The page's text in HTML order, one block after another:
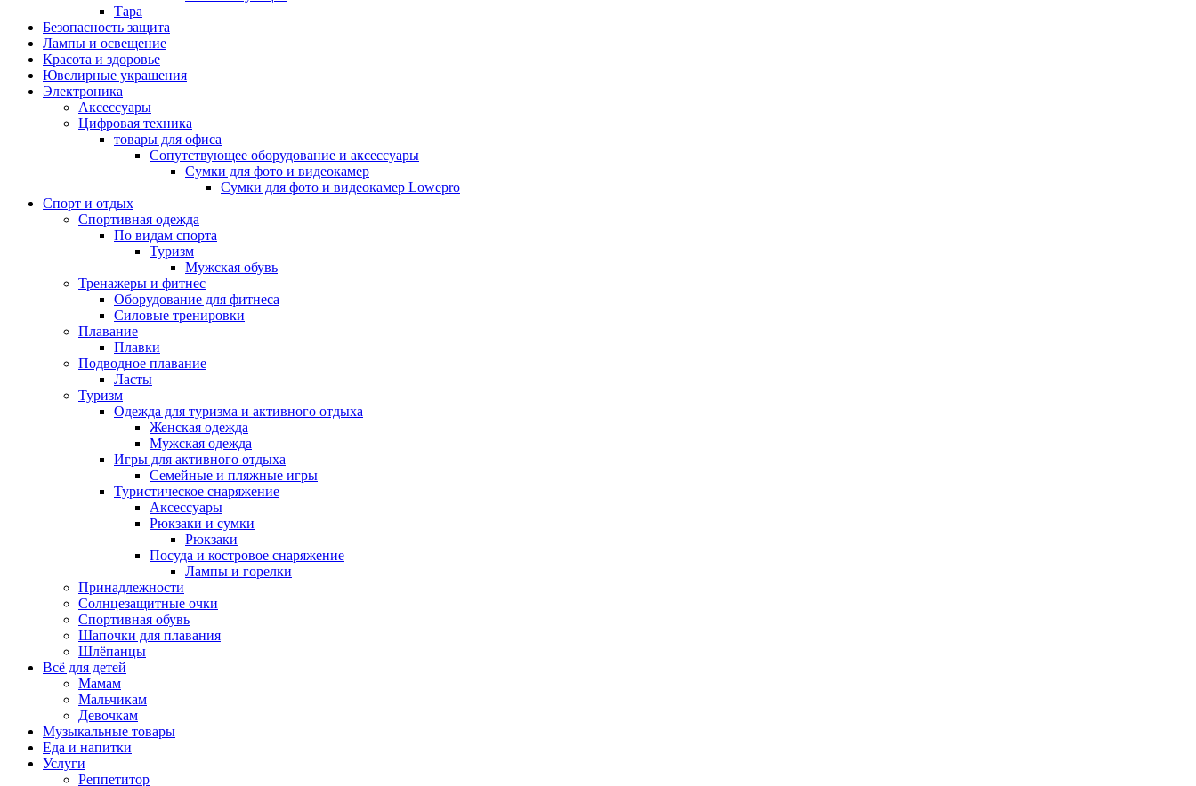
Тара
Безопасность защита
Лампы и освещение
Красота и здоровье
Ювелирные украшения
Электроника
Аксессуары
Цифровая техника
товары для офиса
Сопутствующее оборудование и аксессуары
Сумки для фото и видеокамер
Сумки для фото и видеокамер Lowepro
Спорт и отдых
Спортивная одежда
По видам спорта
Туризм
Мужская обувь
Тренажеры и фитнес
Оборудование для фитнеса
Силовые тренировки
Плавание
Плавки
Подводное плавание
Ласты
Туризм
Одежда для туризма и активного отдыха
Женская одежда
Мужская одежда
Игры для активного отдыха
Семейные и пляжные игры
Туристическое снаряжение
Аксессуары
Рюкзаки и сумки
Рюкзаки
Посуда и костровое снаряжение
Лампы и горелки
Принадлежности
Солнцезащитные очки
Спортивная обувь
Шапочки для плавания
Шлёпанцы
Всё для детей
Мамам
Мальчикам
Девочкам
Музыкальные товары
Еда и напитки
Услуги
Реппетитор